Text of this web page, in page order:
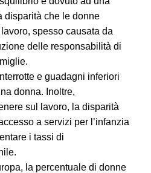
disparità che le donne
spesso causata da
delle responsabilità di
e guadagni inferiori
donna. Inoltre,
sul lavoro, la disparità
a servizi per l’infanzia
i tassi di
la percentuale di donne